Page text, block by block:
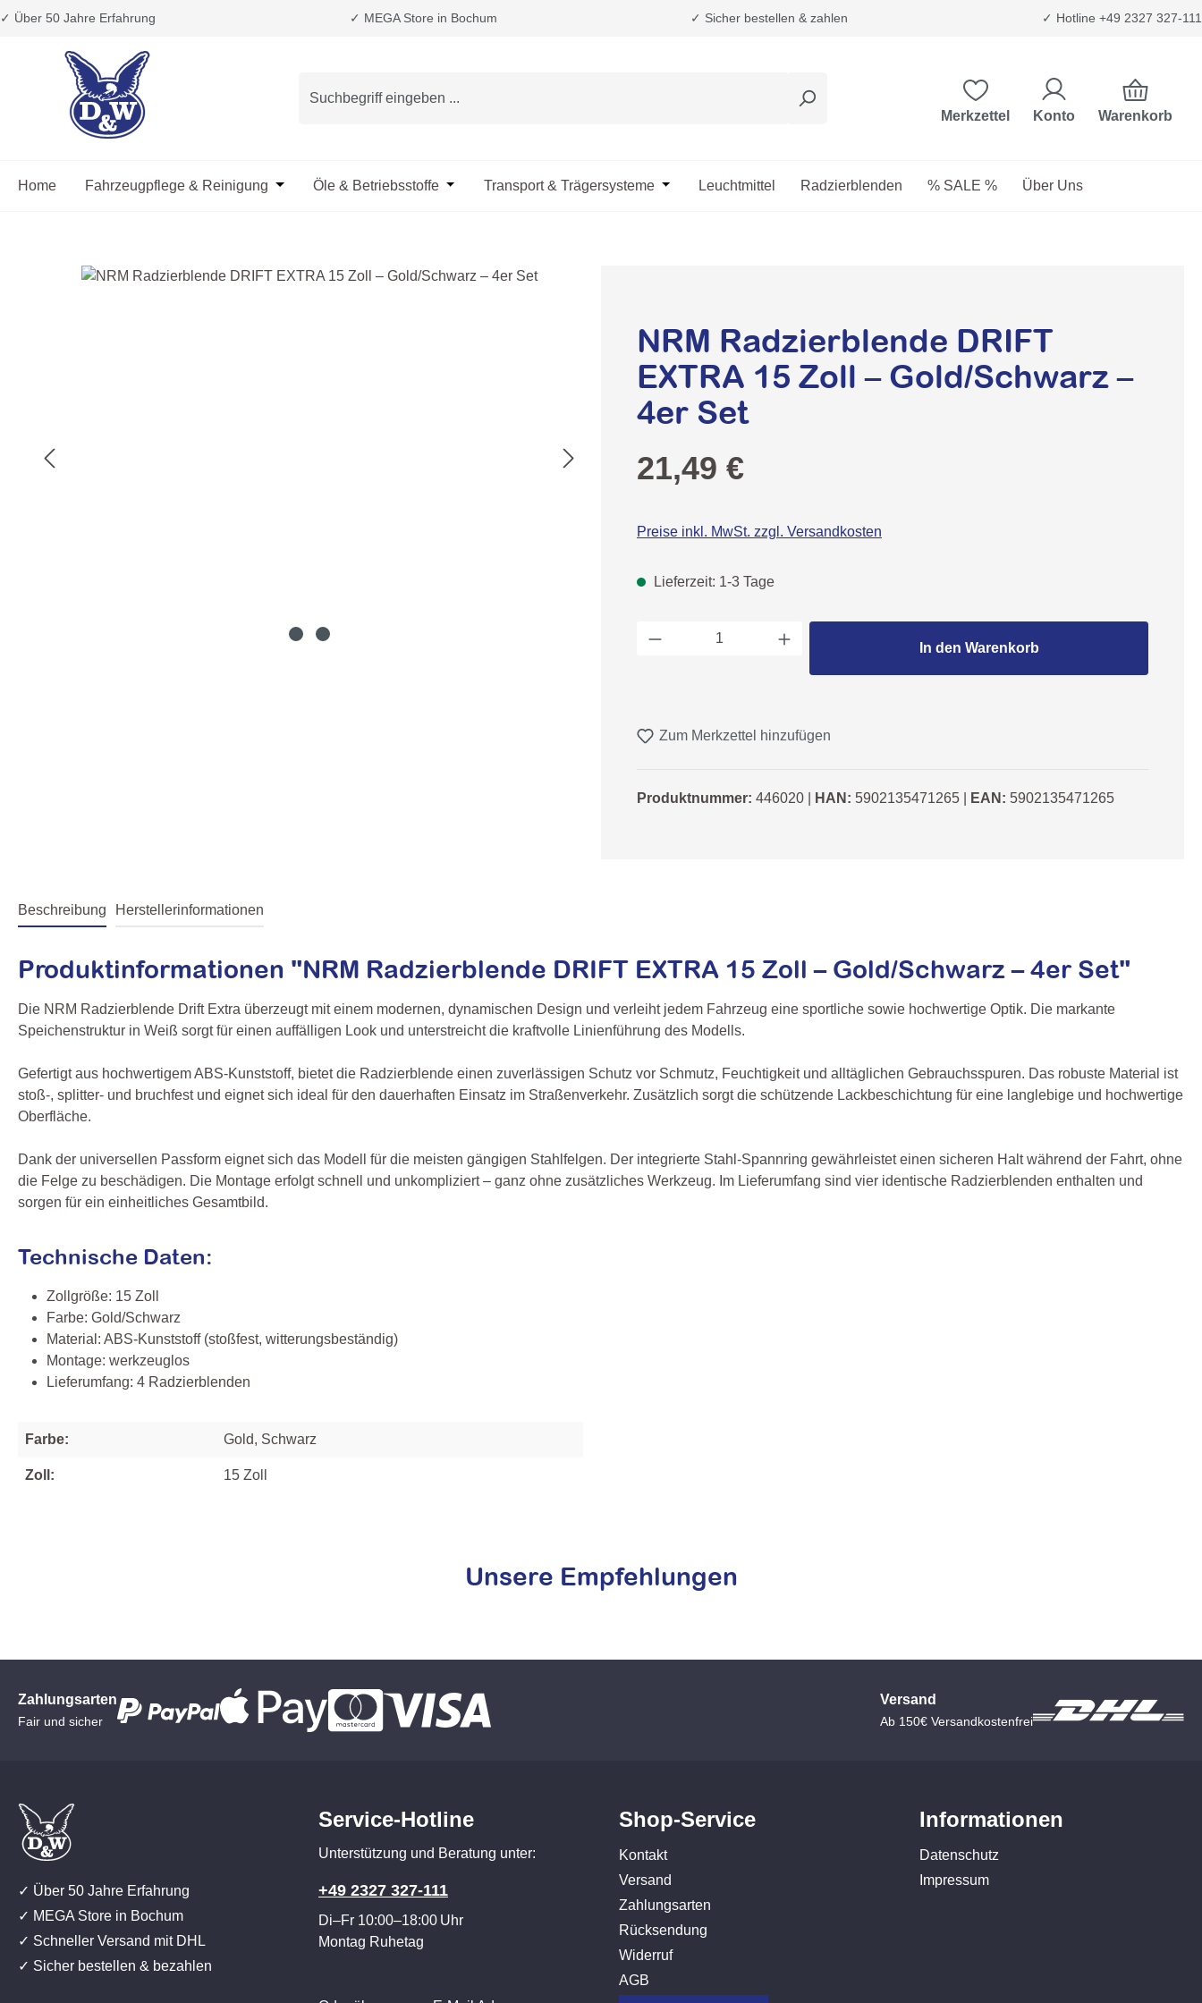
Hauptinhalt springen
Zur Suche springen
Zur Hauptnavigation springen
✓ Über 50 Jahre Erfahrung ✓ MEGA Store in Bochum ✓ Sicher bestellen & zahlen ✓ Hotline +49 2327 327-111
Merkzettel Konto Warenkorb
Home Fahrzeugpflege & Reinigung Öffne oder Schließe das Dropdown der Kategorie Fahrzeugpflege & Reinigung
Öle & Betriebsstoffe Öffne oder Schließe das Dropdown der Kategorie Öle & Betriebsstoffe
Transport & Trägersysteme Öffne oder Schließe das Dropdown der Kategorie Transport & Trägersysteme
Leuchtmittel Radzierblenden % SALE % Über Uns
Bildergalerie überspringen
NRM Radzierblende DRIFT
EXTRA 15 Zoll – Gold/Schwarz –
4er Set
Regulärer Preis:
21,49 €
Preise inkl. MwSt. zzgl. Versandkosten
Lieferzeit: 1-3 Tage
Produkt Anzahl: Gib den gewünschten Wert ein oder
In den Warenkorb
Zum Merkzettel hinzufügen
Produktnummer: 446020 HAN: 5902135471265 EAN: 5902135471265
Beschreibung Herstellerinformationen
Produktinformationen "NRM Radzierblende DRIFT EXTRA 15 Zoll – Gold/Schwarz – 4er Set"
Die NRM Radzierblende Drift Extra überzeugt mit einem modernen, dynamischen Design und verleiht jedem Fahrzeug eine sportliche sowie hochwertige Optik. Die markante
Speichenstruktur in Weiß sorgt für einen auffälligen Look und unterstreicht die kraftvolle Linienführung des Modells.
Gefertigt aus hochwertigem ABS-Kunststoff, bietet die Radzierblende einen zuverlässigen Schutz vor Schmutz, Feuchtigkeit und alltäglichen Gebrauchsspuren. Das robuste Material ist
stoß-, splitter- und bruchfest und eignet sich ideal für den dauerhaften Einsatz im Straßenverkehr. Zusätzlich sorgt die schützende Lackbeschichtung für eine langlebige und hochwertige
Oberfläche.
Dank der universellen Passform eignet sich das Modell für die meisten gängigen Stahlfelgen. Der integrierte Stahl-Spannring gewährleistet einen sicheren Halt während der Fahrt, ohne
die Felge zu beschädigen. Die Montage erfolgt schnell und unkompliziert – ganz ohne zusätzliches Werkzeug. Im Lieferumfang sind vier identische Radzierblenden enthalten und
sorgen für ein einheitliches Gesamtbild.
Technische Daten:
Zollgröße: 15 Zoll
Farbe: Gold/Schwarz
Material: ABS‑Kunststoff (stoßfest, witterungsbeständig)
Montage: werkzeuglos
Lieferumfang: 4 Radzierblenden
Farbe: Gold, Schwarz
Zoll: 15 Zoll
Unsere Empfehlungen
Zahlungsarten
Fair und sicher
Versand
Ab 150€ Versandkostenfrei
✓ Über 50 Jahre Erfahrung
✓ MEGA Store in Bochum
✓ Schneller Versand mit DHL
✓ Sicher bestellen & bezahlen
Service-Hotline
Unterstützung und Beratung unter:
+49 2327 327-111
Di–Fr 10:00–18:00 Uhr
Montag Ruhetag
Shop-Service
Kontakt
Versand
Zahlungsarten
Rücksendung
Widerruf
AGB
Informationen
Datenschutz
Impressum